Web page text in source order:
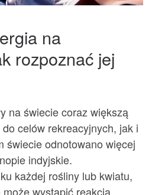
na
rozpoznać jej
na świecie coraz większą
celów rekreacyjnych, jak i
świecie odnotowano więcej
indyjskie.
każdej rośliny lub kwiatu,
wystąpić reakcja